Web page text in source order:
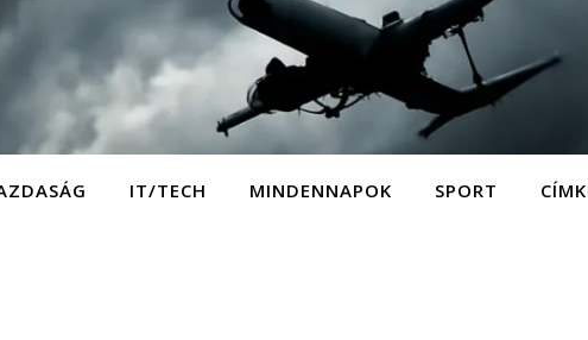
IT/TECH MINDENNAPOK SPORT